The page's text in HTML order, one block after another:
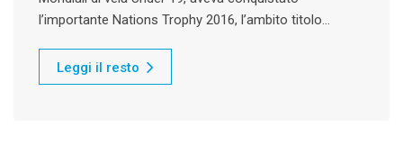
l’importante Nations Trophy 2016, l’ambito titolo…
Leggi il resto